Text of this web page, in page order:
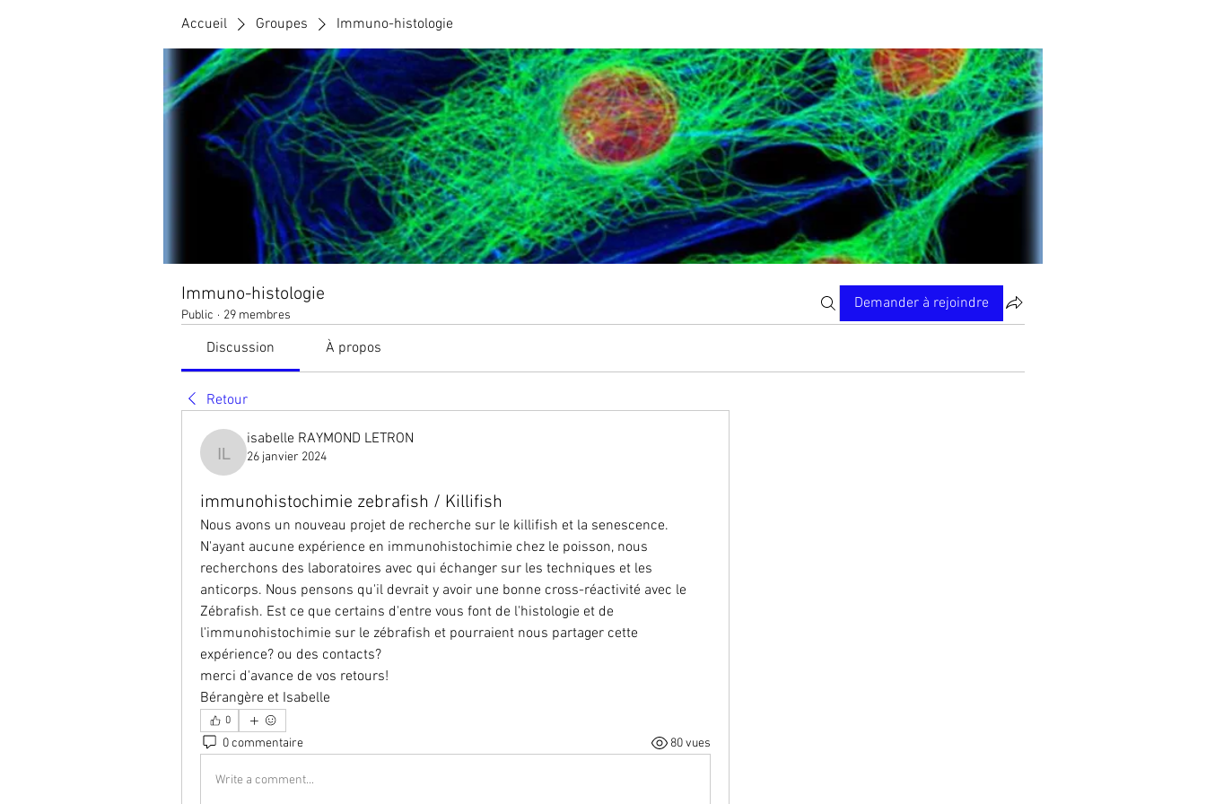
Accueil Groupes Immuno-histologie
Immuno-histologie
Public · 29 membres
Demander à rejoindre
Discussion À propos
Retour
isabelle RAYMOND LETRON
isabelle RAYMOND LETRON
26 janvier 2024
immunohistochimie zebrafish / Killifish
Nous avons un nouveau projet de recherche sur le killifish et la senescence.
N'ayant aucune expérience en immunohistochimie chez le poisson, nous
recherchons des laboratoires avec qui échanger sur les techniques et les
anticorps. Nous pensons qu'il devrait y avoir une bonne cross-réactivité avec le
Zébrafish. Est ce que certains d'entre vous font de l'histologie et de
l'immunohistochimie sur le zébrafish et pourraient nous partager cette
expérience? ou des contacts?
merci d'avance de vos retours!
Bérangère et Isabelle
0
0 commentaire 80 vues
Write a comment...